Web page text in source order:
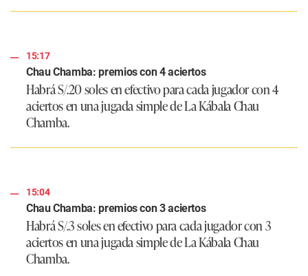
15:17
Chau Chamba: premios con 4 aciertos
Habrá S/.20 soles en efectivo para cada jugador con 4
aciertos en una jugada simple de La Kábala Chau
Chamba.
15:04
Chau Chamba: premios con 3 aciertos
Habrá S/.3 soles en efectivo para cada jugador con 3
aciertos en una jugada simple de La Kábala Chau
Chamba.